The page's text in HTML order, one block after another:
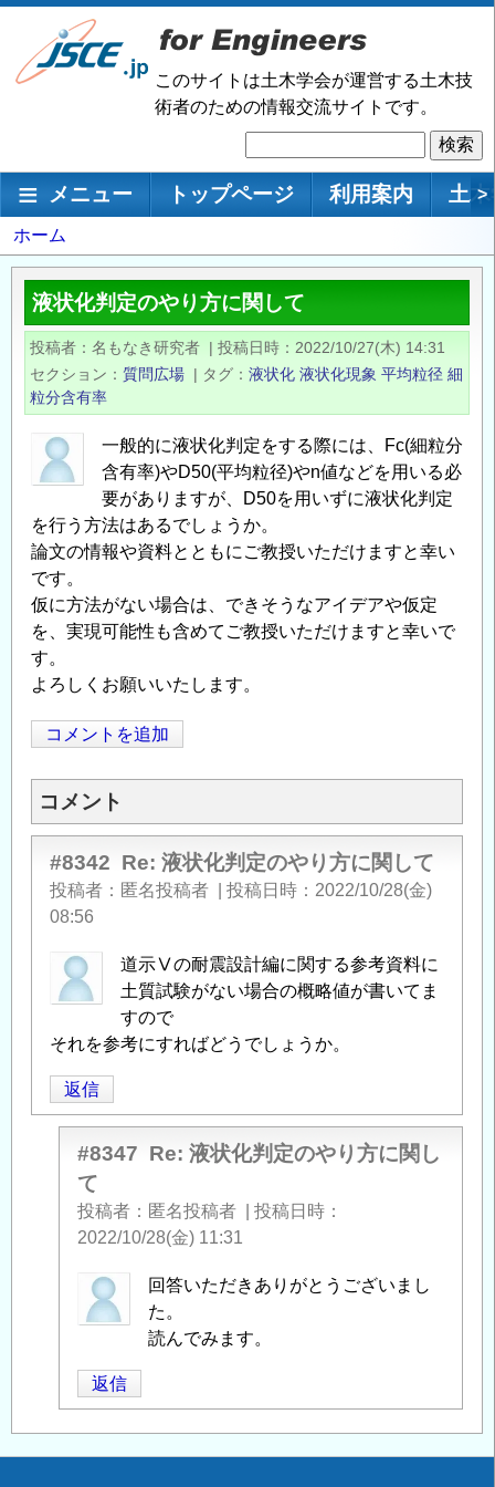
メ
ン
移
このサイトは土木学会が運営する土木技
術者のための情報交流サイトです。
索
メインナビゲーション
メニュー トップページ 利用案内 土 >
パ
ン
く
ず
ホーム
液状化判定のやり方に関して
投稿者 名もなき研究者 | 投稿日時
2022/10/27(木) 14:31
セクション
質問広場 | タグ 液状化 液状化現象 平均粒径 細
粒分含有率
一般的に液状化判定をする際には、Fc(細粒分
含有率)やD50(平均粒径)やn値などを用いる必
要がありますが、D50を用いずに液状化判定
を行う方法はあるでしょうか。
論文の情報や資料とともにご教授いただけますと幸い
です。
仮に方法がない場合は、できそうなアイデアや仮定
を、実現可能性も含めてご教授いただけますと幸いで
す。
よろしくお願いいたします。
コメントを追加
コメント
#8342 Re: 液状化判定のやり方に関して
投稿者 匿名投稿者 投稿日時
2022/10/28(金)
08:56
道示Ⅴの耐震設計編に関する参考資料に
土質試験がない場合の概略値が書いてま
すので
それを参考にすればどうでしょうか。
返信
#8347 Re: 液状化判定のやり方に関し
て
投稿者 匿名投稿者
投稿日時
2022/10/28(金) 11:31
匿
名
者
回答いただきありがとうございまし
た。
読んでみます。
返信